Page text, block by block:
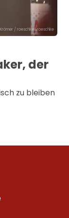
/ roeschke&roeschke
der
zu bleiben